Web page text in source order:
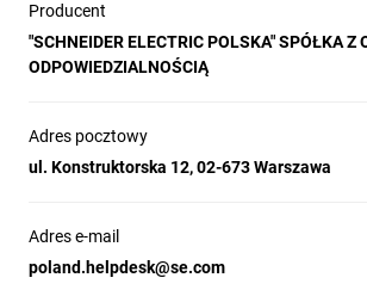
Zalety
TeSys Deca
Konstrukcja
Producent
"SCHNEIDER ELECTRIC POLSKA" SPÓŁKA Z
ODPOWIEDZIALNOŚCIĄ
Adres pocztowy
ul. Konstruktorska 12, 02-673 Warszawa
Adres e-mail
poland.helpdesk@se.com